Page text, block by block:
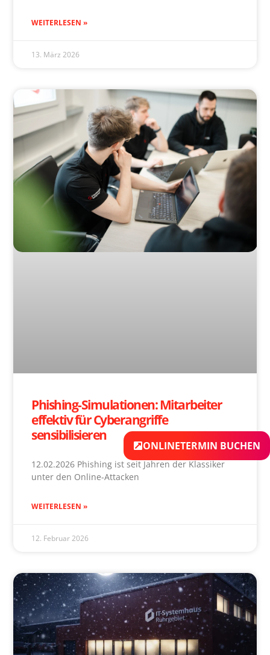
WEITERLESEN »
13. März 2026
Phishing-Simulationen: Mitarbeiter
effektiv für Cyberangriffe
sensibilisieren
12.02.2026 Phishing ist seit Jahren der Klassiker
unter den Online-Attacken
WEITERLESEN »
12. Februar 2026
ONLINETERMIN BUCHEN